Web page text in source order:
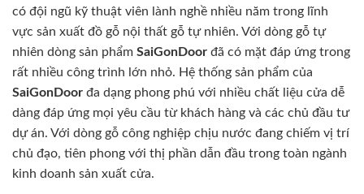
có đội ngũ kỹ thuật viên lành nghề nhiều năm trong lĩnh
vực sản xuất đồ gỗ nội thất gỗ tự nhiên. Với dòng gỗ tự
nhiên dòng sản phẩm SaiGonDoor đã có mặt đáp ứng trong
rất nhiều công trình lớn nhỏ. Hệ thống sản phẩm của
SaiGonDoor đa dạng phong phú với nhiều chất liệu cửa dễ
dàng đáp ứng mọi yêu cầu từ khách hàng và các chủ đầu tư
dự án. Với dòng gỗ công nghiệp chịu nước đang chiếm vị trí
chủ đạo, tiên phong với thị phần dẫn đầu trong toàn ngành
kinh doanh sản xuất cửa.